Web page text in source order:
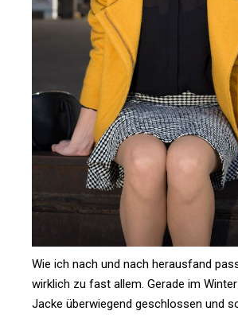
Wie ich nach und nach her­aus­fand
wirk­lich zu fast allem. Gerade im
Jacke über­wie­gend geschlossen und